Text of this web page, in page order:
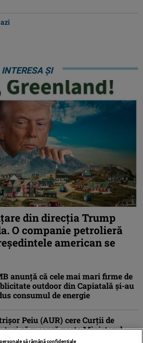
ȘI
din direcția Trump
O companie petrolieră
american se
anunță că cele mai mari firme de
outdoor din Capiatală și-au
consumul de energie
Peiu (AUR) cere Curții de
să meargă peste Ministerul
care a plătit un consorţiu
să rămână confidențiale